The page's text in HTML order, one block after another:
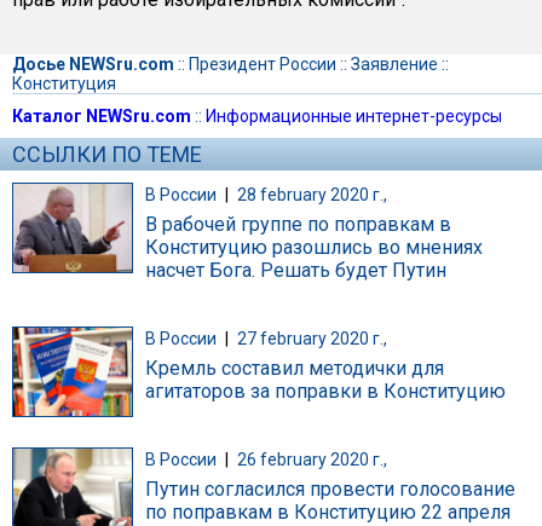
Досье NEWSru.com :: Президент России :: Заявление ::
Конституция
Каталог NEWSru.com :: Информационные интернет-ресурсы
ССЫЛКИ ПО ТЕМЕ
В России | 28 february 2020 г.,
В рабочей группе по поправкам в
Конституцию разошлись во мнениях
насчет Бога. Решать будет Путин
В России 27 february 2020 г.,
Кремль составил методички для
агитаторов за поправки в Конституцию
В России 26 february 2020 г.,
Путин согласился провести голосование
по поправкам в Конституцию 22 апреля